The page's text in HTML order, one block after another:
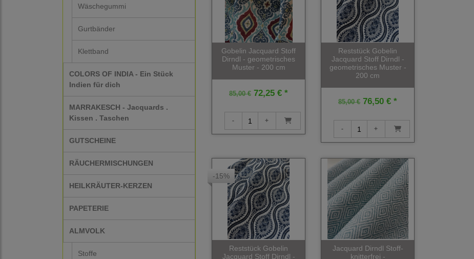
Wäschegummi
Gurtbänder
Klettband
COLORS OF INDIA - Ein Stück
Indien für dich
MARRAKESCH - Jacquards .
Kissen . Taschen
GUTSCHEINE
RÄUCHERMISCHUNGEN
HEILKRÄUTER-KERZEN
PAPETERIE
ALMVOLK
Stoffe
Gobelin Jacquard Stoff
Dirndl - geometrisches
Muster - 200 cm
85,00 € 72,25 € *
Reststück Gobelin
Jacquard Stoff Dirndl -
geometrisches Muster -
200 cm
85,00 €76,50 € *
-15%
Reststück Gobelin
Jacquard Stoff Dirndl -
Jacquard Dirndl Stoff-
knitterfrei -